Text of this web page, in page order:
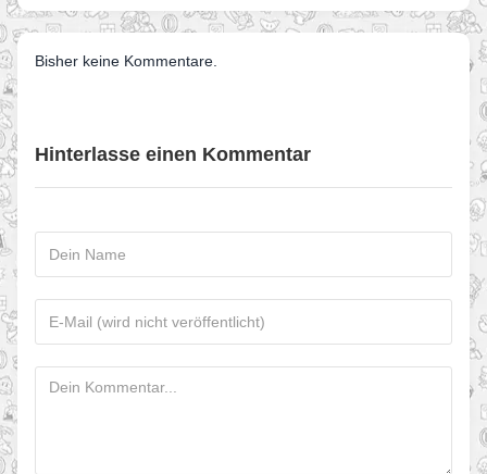
Bisher keine Kommentare.
Hinterlasse einen Kommentar